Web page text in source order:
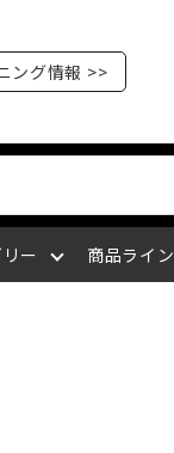
ング情報 >>
ー 商品ライン